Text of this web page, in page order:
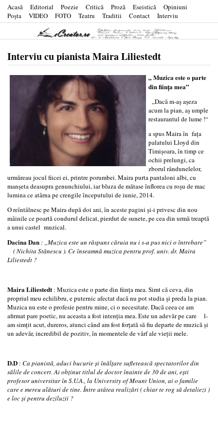
Acasă Editorial Poezie Critică Proză Eseistică
Opiniuni
Poşta
VIDEO FOTO Teatru Traditii Contact Interviu
Interviu cu pianista Maira Liliestedt
„ Muzica este o parte
din fiinţa mea”
„Dacă m-aş aşeza
acum la pian, aş umple
restaurantul de lume !“
a spus Maira în faţa
palatului Lloyd din
Timişoara, în timp ce
ochii prelungi, ca
zborul rândunelelor,
urmăreau jocul fiicei ei, printre porumbei. Maira purta pantaloni albi, cu
manşeta deasupra genunchiului, iar bluza de mătase înflorea cu roşu de mac
lumina ce atârna pe crengile începutului de iunie, 2014.
O reîntâlnesc pe Maira după doi ani, în aceste pagini şi-i privesc din nou
mâinile ce poartă condurul delicat, pierdut de sunete, pe cea din urmă treaptă
a unui castel muzical.
Dacina Dan: „Muzica este un răspuns căruia nu i s-a pus nici o întrebare”
(Nichita Stănescu ). Ce înseamnă muzica pentru prof. univ. dr. Maira
Liliestedt ?
Maira Liliestedt : Muzica este o parte din fiinţa mea. Simt că ceva, din
propriul meu echilibru, e puternic afectat dacă nu pot studia şi preda la pian.
Muzica nu este o profesie pentru mine, ci o necesitate. Dacă ceea ce am
afirmat pare poetic, nu aceasta a fost intenţia mea. Este un adevăr pe care l-
am simţit acut, dureros, atunci când am fost forţată să fiu departe de muzică şi
un adevăr, incredibil de pozitiv, în momentele de vârf ale vieţii mele.
D.D : Ca pianistă, aduci bucurie şi înălţare sufletească spectatorilor din
sălile de concert. Ai obţinut titlul de doctor înainte de30 de ani, eşti
profesor universitar în S.U.A., la University of Mount Union, ai o familie
care e mereu alături de tine. Între atâtea realizări ( chiar te rog să detaliezi )
e loc şi pentru deziluzii ?